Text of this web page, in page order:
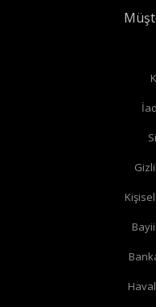
Düz radyatör